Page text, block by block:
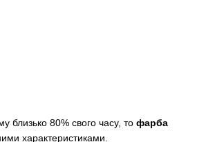
близько 80% свого часу, то фарба
характеристиками.